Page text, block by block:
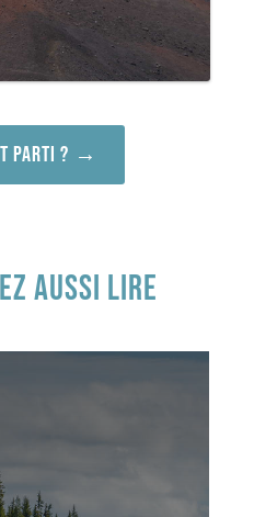
parti ?
AUSSI LIRE